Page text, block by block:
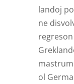
landoj
ne
ol